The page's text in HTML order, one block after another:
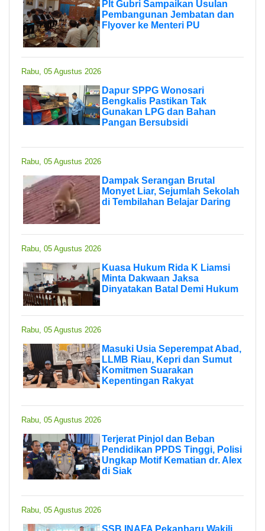
Plt Gubri Sampaikan Usulan
Pembangunan Jembatan dan
Flyover ke Menteri PU
Rabu, 05 Agustus 2026
Dapur SPPG Wonosari
Bengkalis Pastikan Tak
Gunakan LPG dan Bahan
Pangan Bersubsidi
Rabu, 05 Agustus 2026
Dampak Serangan Brutal
Monyet Liar, Sejumlah Sekolah
di Tembilahan Belajar Daring
Rabu, 05 Agustus 2026
Kuasa Hukum Rida K Liamsi
Minta Dakwaan Jaksa
Dinyatakan Batal Demi Hukum
Rabu, 05 Agustus 2026
Masuki Usia Seperempat Abad,
LLMB Riau, Kepri dan Sumut
Komitmen Suarakan
Kepentingan Rakyat
Rabu, 05 Agustus 2026
Terjerat Pinjol dan Beban
Pendidikan PPDS Tinggi, Polisi
Ungkap Motif Kematian dr. Alex
di Siak
Rabu, 05 Agustus 2026
SSB INAFA Pekanbaru Wakili